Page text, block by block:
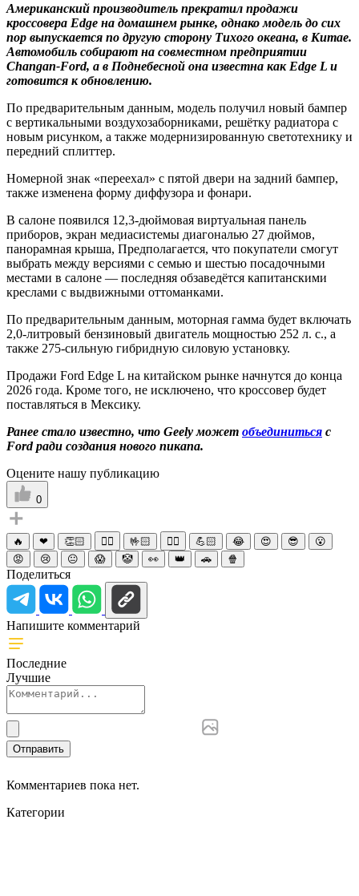
Американский производитель прекратил продажи
кроссовера Edge на домашнем рынке, однако модель до сих
пор выпускается по другую сторону Тихого океана, в Китае.
Автомобиль собирают на совместном предприятии
Changan-Ford, а в Поднебесной она известна как Edge L и
готовится к обновлению.
По предварительным данным, модель получил новый бампер
с вертикальными воздухозаборниками, решётку радиатора с
новым рисунком, а также модернизированную светотехнику и
передний сплиттер.
Номерной знак «переехал» с пятой двери на задний бампер,
также изменена форму диффузора и фонари.
В салоне появился 12,3-дюймовая виртуальная панель
приборов, экран медиасистемы диагональю 27 дюймов,
панорамная крыша, Предполагается, что покупатели смогут
выбрать между версиями с семью и шестью посадочными
местами в салоне — последняя обзаведётся капитанскими
креслами с выдвижными оттоманками.
По предварительным данным, моторная гамма будет включать
2,0-литровый бензиновый двигатель мощностью 252 л. с., а
также 275-сильную гибридную силовую установку.
Продажи Ford Edge L на китайском рынке начнутся до конца
2026 года. Кроме того, не исключено, что кроссовер будет
поставляться в Мексику.
Ранее стало известно, что Geely может объединиться с
Ford ради создания нового пикапа.
Оцените нашу публикацию
0
🔥 ❤ 👏🏻 ☝🏻 🤟🏻 ✌🏻 💪🏻 😂 😍 😎
😮
😡
😢 😐 😱 🤡 👀 👑 🚗 🍿
Поделиться
Напишите комментарий
Последние
Лучшие
Отправить
Комментариев пока нет.
Категории